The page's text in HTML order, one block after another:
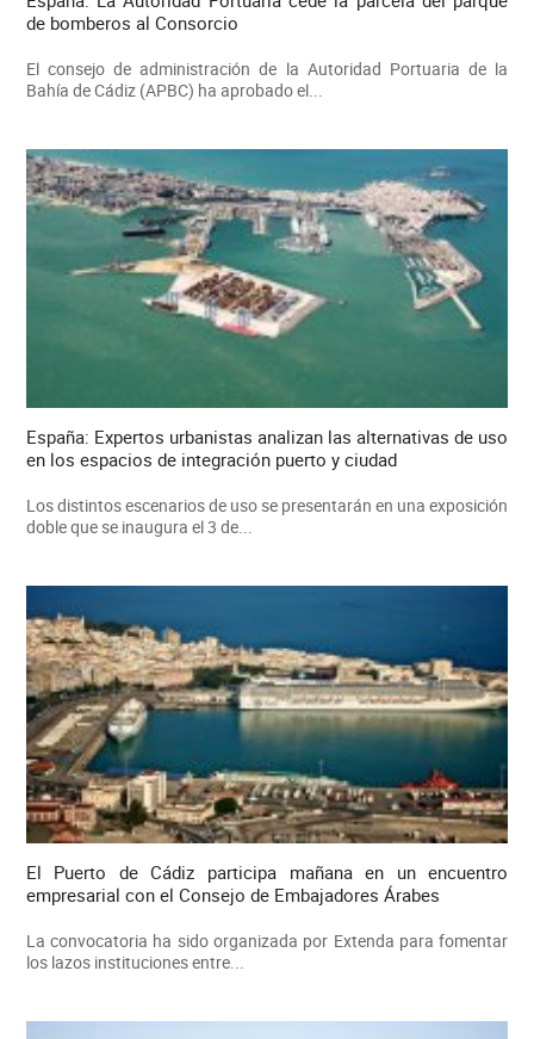
de bomberos al Consorcio
El consejo de administración de la Autoridad Portuaria de la
Bahía de Cádiz (APBC) ha aprobado el...
España: Expertos urbanistas analizan las alternativas de uso
en los espacios de integración puerto y ciudad
Los distintos escenarios de uso se presentarán en una exposición
doble que se inaugura el 3 de...
El Puerto de Cádiz participa mañana en un encuentro
empresarial con el Consejo de Embajadores Árabes
La convocatoria ha sido organizada por Extenda para fomentar
los lazos instituciones entre...